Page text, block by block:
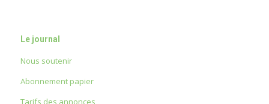
Le journal
Nous soutenir
Abonnement papier
Tarifs des annonces